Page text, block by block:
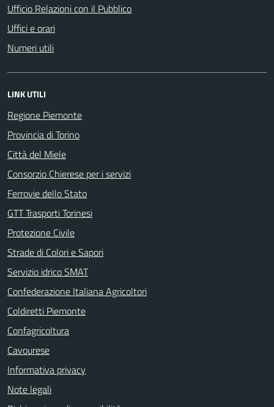
Ufficio Relazioni con il Pubblico
Uffici e orari
Numeri utili
LINK UTILI
Regione Piemonte
Provincia di Torino
Città del Miele
Consorzio Chierese per i servizi
Ferrovie dello Stato
GTT Trasporti Torinesi
Protezione Civile
Strade di Colori e Sapori
Servizio idrico SMAT
Confederazione Italiana Agricoltori
Coldiretti Piemonte
Confagricoltura
Cavourese
Informativa privacy
Note legali